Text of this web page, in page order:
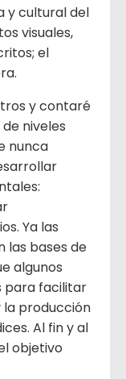
y cultural del
visuales,
el
y contaré
niveles
nunca
Ya las
las bases de
algunos
para facilitar
la producción
Al fin y al
objetivo